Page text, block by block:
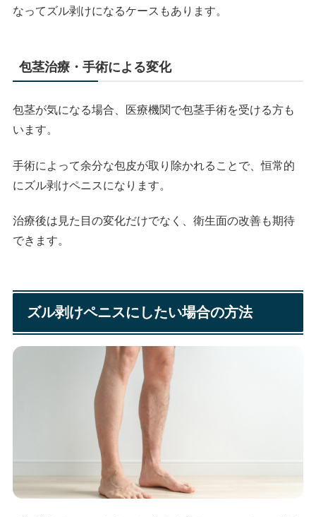
なってズル剥けになるケースもあります。
包茎治療・手術による変化
包茎が気になる場合、医療機関で包茎手術を受ける方も
います。
手術によって余分な包皮が取り除かれることで、恒常的
にズル剥けペニスになります。
治療後は見た目の変化だけでなく、衛生面の改善も期待
できます。
ズル剥けペニスにしたい場合の方法